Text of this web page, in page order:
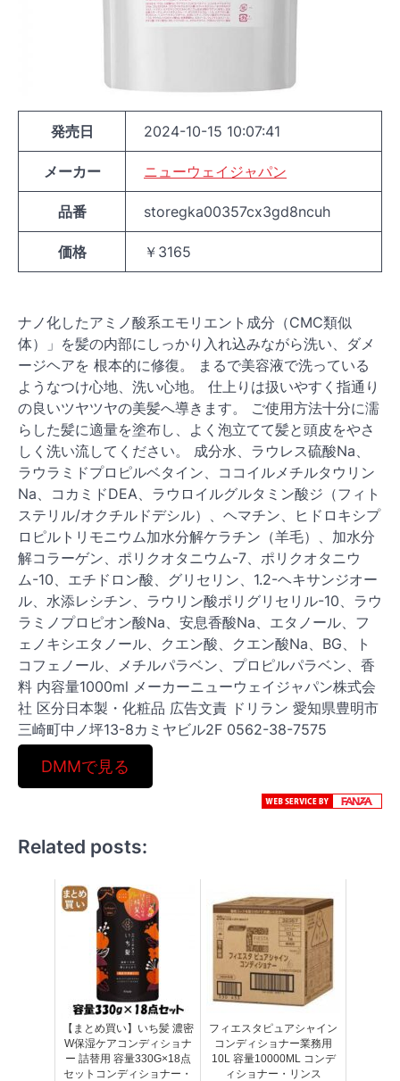
発売日 2024-10-15 10:07:41
メーカー ニューウェイジャパン
品番 storegka00357cx3gd8ncuh
価格 ￥3165
ナノ化したアミノ酸系エモリエント成分（CMC類似
体）」を髪の内部にしっかり入れ込みながら洗い、ダメ
ージヘアを 根本的に修復。 まるで美容液で洗っている
ようなつけ心地、洗い心地。 仕上りは扱いやすく指通り
の良いツヤツヤの美髪へ導きます。 ご使用方法十分に濡
らした髪に適量を塗布し、よく泡立てて髪と頭皮をやさ
しく洗い流してください。 成分水、ラウレス硫酸Na、
ラウラミドプロピルベタイン、ココイルメチルタウリン
Na、コカミドDEA、ラウロイルグルタミン酸ジ（フィト
ステリル/オクチルドデシル）、ヘマチン、ヒドロキシプ
ロピルトリモニウム加水分解ケラチン（羊毛）、加水分
解コラーゲン、ポリクオタニウム-7、ポリクオタニウ
ム-10、エチドロン酸、グリセリン、1.2-ヘキサンジオー
ル、水添レシチン、ラウリン酸ポリグリセリル-10、ラウ
ラミノプロピオン酸Na、安息香酸Na、エタノール、フ
ェノキシエタノール、クエン酸、クエン酸Na、BG、ト
コフェノール、メチルパラベン、プロピルパラベン、香
料 内容量1000ml メーカーニューウェイジャパン株式会
社 区分日本製・化粧品 広告文責 ドリラン 愛知県豊明市
三崎町中ノ坪13-8カミヤビル2F 0562-38-7575
DMMで見る
Related posts:
【まとめ買い】いち髪 濃密
W保湿ケアコンディショナ
ー 詰替用 容量330G×18点
セットコンディショナー・
フィエスタピュアシャイン
コンディショナー業務用
10L 容量10000ML コンデ
ィショナー・リンス